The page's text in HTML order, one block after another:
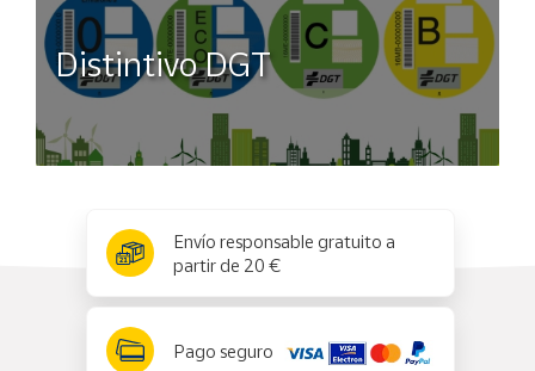
Distintivo DGT
Envío responsable gratuito a
partir de 20 €
Pago seguro